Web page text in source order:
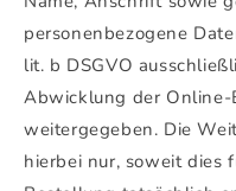
personenbezogene
lit. b DSGVO
Abwicklung der
weitergegeben. Die
hierbei nur, soweit dies